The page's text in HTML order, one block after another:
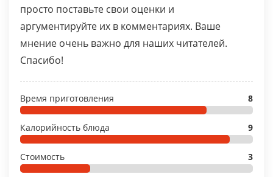
просто поставьте свои оценки и
аргументируйте их в комментариях. Ваше
мнение очень важно для наших читателей.
Спасибо!
Время приготовления 8
Калорийность блюда 9
Стоимость 3